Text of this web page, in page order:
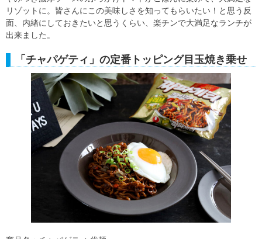
リゾットに。皆さんにこの美味しさを知ってもらいたい！と思う反
面、内緒にしておきたいと思うくらい、楽チンで大満足なランチが
出来ました。
「チャパゲティ」の定番トッピング目玉焼き乗せ